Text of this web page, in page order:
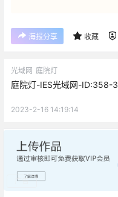
海报分享 收藏
光域网 庭院灯
庭院灯-IES光域网-ID:358-3
2023-2-16 14:19:14
广告